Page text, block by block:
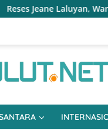
Keluhkan Sulitnya